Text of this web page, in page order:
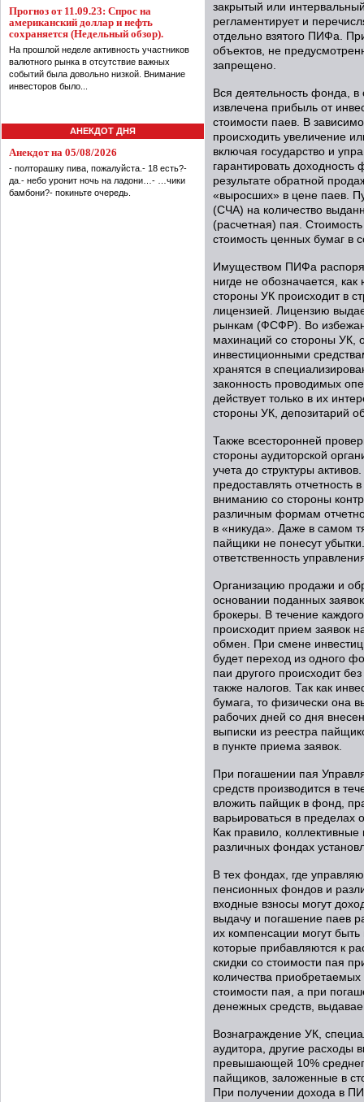
Прогноз от 11.09.23: Спрос на
американский доллар и нефть
сохраняется (Недельный обзор).
На прошлой неделе активность участников
валютного рынка в отсутствие важных
событий была довольно низкой. Внимание
инвесторов было...
АНЕКДОТ ДНЯ
Анекдот на 05/08/2026
- полторашку пива, пожалуйста.- 18 есть?-
да.- небо уронит ночь на ладони…- …чики
бамбони?- покиньте очередь.
закрытый или
регламентирует и
отдельно взятого ПИФа.
объектов, не
запрещено.
Вся деятельность фонда, в
извлечена прибыль от
стоимости паев. В
происходить увеличение
включая государство и
гарантировать
результате обратной
«выросших» в цене паев.
(СЧА) на количество
(расчетная) пая.
стоимость ценных бумаг в
Имуществом ПИФа
нигде не обозначается,
стороны УК происходит в
лицензией. Лицензию
рынкам (ФСФР). Во
махинаций со стороны УК,
инвестиционными
хранятся в
законность проводимых
действует только в их
стороны УК, депозитарий
Также всесторонней
стороны аудиторской
учета до структуры
предоставлять
вниманию со стороны
различным формам
в «никуда». Даже в самом
пайщики не понесут
ответственность
Организацию продажи и
основании поданных
брокеры. В течение
происходит прием заявок
обмен. При смене
будет переход из одного
паи другого происходит
также налогов. Так как
бумага, то физически она
рабочих дней со дня
выписки из реестра
в пункте приема заявок.
При погашении пая
средств производится в
вложить пайщик в фонд,
варьироваться в пределах
Как правило,
различных фондах
В тех фондах, где
пенсионных фондов и
входные взносы могут
выдачу и погашение паев
их компенсации могут
которые прибавляются к
скидки со стоимости пая
количества приобретаемых
стоимости пая, а при
денежных средств,
Вознаграждение УК,
аудитора, другие расходы
превышающей 10%
пайщиков, заложенные в
При получении дохода в